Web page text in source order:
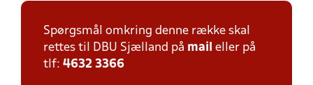
Spørgsmål omkring denne række skal
rettes til DBU Sjælland på mail eller på
tlf: 4632 3366